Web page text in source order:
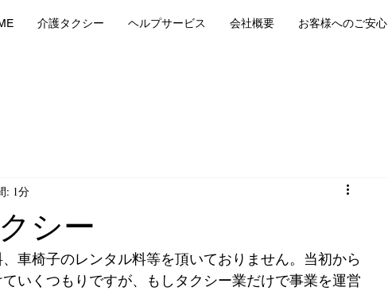
介護タクシー ヘルプサービス 会社概要 お客様へのご安心
シー
: 1分
車椅子のレンタル料等を頂いておりません。当初から
いくつもりですが、もしタクシー業だけで事業を運営